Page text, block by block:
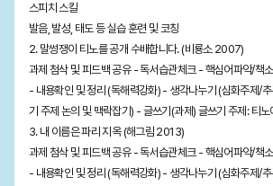
스피치 스킬
발음, 발성, 태도 등 실습 훈련 및 코칭
2. 말썽쟁이 티노를 공개 수배합니다. (비룡소 2007)
과제 첨삭 및 피드백 공유 - 독서습관체크 - 핵심어파악/책
- 내용확인 및 정리 (독해력강화) - 생각나누기 (심화주제/
기 주제 논의 및 맥락잡기) - 글쓰기(과제) 글쓰기 주제: 티노
3. 내 이름은 파리 지옥 (해그림 2013)
과제 첨삭 및 피드백 공유 - 독서습관체크 - 핵심어파악/책
- 내용확인 및 정리 (독해력강화) - 생각나누기 (심화주제/